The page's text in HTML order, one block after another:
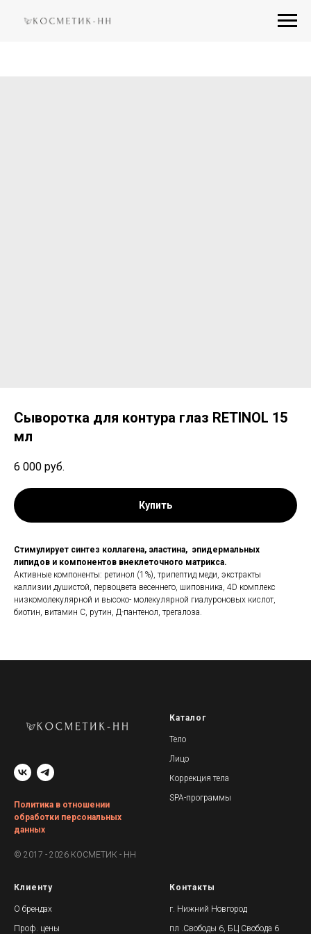
Сыворотка для контура глаз RETINOL 15
мл
6 000 руб.
Купить
Стимулирует синтез коллагена, эластина, эпидермальных
липидов и компонентов внеклеточного матрикса.
Активные компоненты: ретинол (1%), трипептид меди, экстракты
каллизии душистой, первоцвета весеннего, шиповника, 4D комплекс
низкомолекулярной и высоко- молекулярной гиалуроновых кислот,
биотин, витамин С, рутин, Д-пантенол, трегалоза.
Политика в отношении
обработки персональных
данных
© 2017 - 2026 КОСМЕТИК - НН
Каталог
Тело
Лицо
Коррекция тела
SPA-программы
Клиенту
О брендах
Проф. цены
Контакты
г. Нижний Новгород
пл .Свободы 6, БЦ Свобода 6